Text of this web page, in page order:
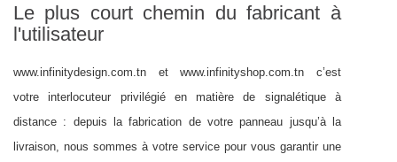
Le plus court chemin du fabricant à
l'utilisateur
www.infinitydesign.com.tn et www.infinityshop.com.tn c’est
votre interlocuteur privilégié en matière de signalétique à
distance : depuis la fabrication de votre panneau jusqu’à la
livraison, nous sommes à votre service pour vous garantir une